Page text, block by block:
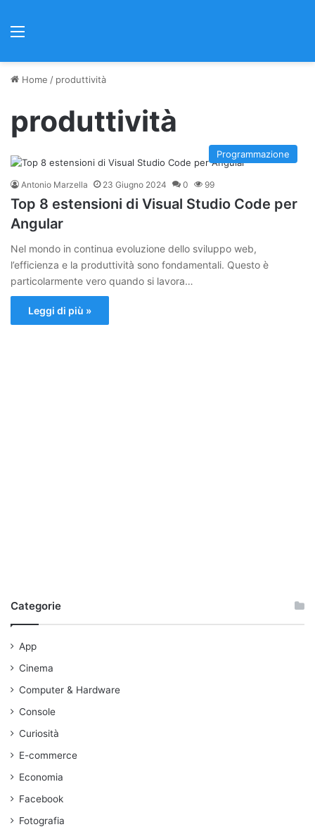
Home / produttività
produttività
Programmazione
Antonio Marzella 23 Giugno 2024 0 99
Top 8 estensioni di Visual Studio Code per
Angular
Nel mondo in continua evoluzione dello sviluppo web,
l’efficienza e la produttività sono fondamentali. Questo è
particolarmente vero quando si lavora…
Leggi di più »
Categorie
App
Cinema
Computer & Hardware
Console
Curiosità
E-commerce
Economia
Facebook
Fotografia